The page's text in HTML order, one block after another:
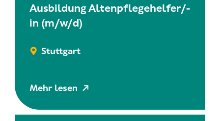
Ausbildung Altenpflegehelfer/-
in (m/w/d)
Stuttgart
Mehr lesen